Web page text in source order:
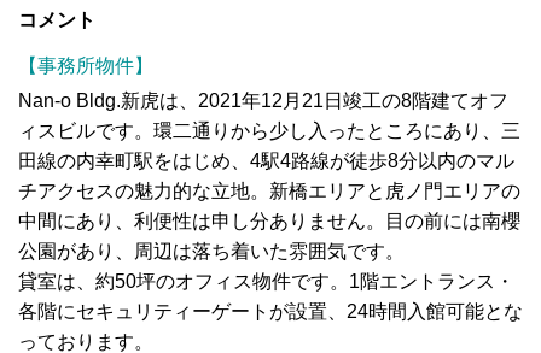
コメント
【事務所物件】
Nan-o Bldg.新虎は、2021年12月21日竣工の8階建てオフ
ィスビルです。環二通りから少し入ったところにあり、三
田線の内幸町駅をはじめ、4駅4路線が徒歩8分以内のマル
チアクセスの魅力的な立地。新橋エリアと虎ノ門エリアの
中間にあり、利便性は申し分ありません。目の前には南櫻
公園があり、周辺は落ち着いた雰囲気です。
貸室は、約50坪のオフィス物件です。1階エントランス・
各階にセキュリティーゲートが設置、24時間入館可能とな
っております。